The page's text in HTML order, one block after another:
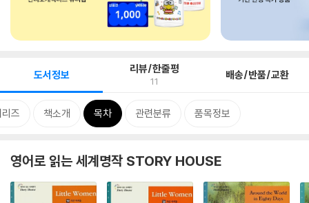
도서정보 리뷰/한줄평
11 배송/반품/교환
즈 책소개 목차 관련분류 품목정보
영어로 읽는 세계명작 STORY HOUSE